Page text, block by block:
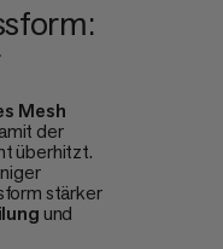
Mesh
der
überhitzt.
stärker
und